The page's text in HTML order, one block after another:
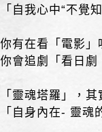
「自我心中“不覺
你有在看「電影」
你會追劇「看日劇
「靈魂塔羅」，其
「自身內在- 靈魂